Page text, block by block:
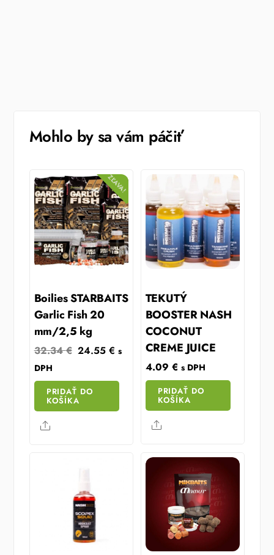
Mohlo by sa vám páčiť
ZĽAVA!
Boilies STARBAITS
Garlic Fish 20
mm/2,5 kg
32.34€ Original
was:
32.34 €.
24.55€ Current
is:
s
DPH
PRIDAŤ DO
KOŠÍKA
Share
TEKUTÝ
BOOSTER NASH
COCONUT
CREME JUICE
4.09 € s DPH
PRIDAŤ DO
KOŠÍKA
Share